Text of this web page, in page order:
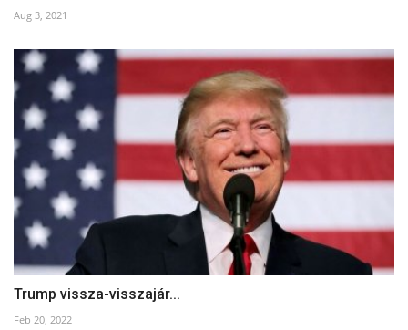
Aug 3, 2021
Trump vissza-visszajár...
Feb 20, 2022